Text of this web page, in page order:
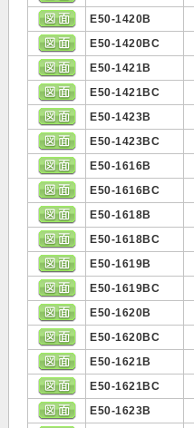
E50-1420B
E50-1420BC
E50-1421B
E50-1421BC
E50-1423B
E50-1423BC
E50-1616B
E50-1616BC
E50-1618B
E50-1618BC
E50-1619B
E50-1619BC
E50-1620B
E50-1620BC
E50-1621B
E50-1621BC
E50-1623B